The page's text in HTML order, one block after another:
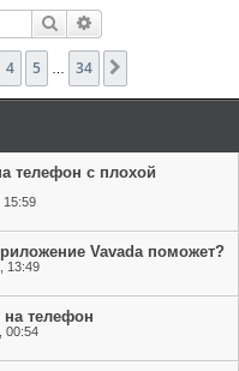
Поиск
из34
4 5 34
телефон с плохой
15:59
Vavada поможет?
13:49
на телефон
00:54